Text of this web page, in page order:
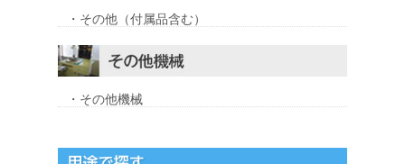
・その他（付属品含む）
・その他機械